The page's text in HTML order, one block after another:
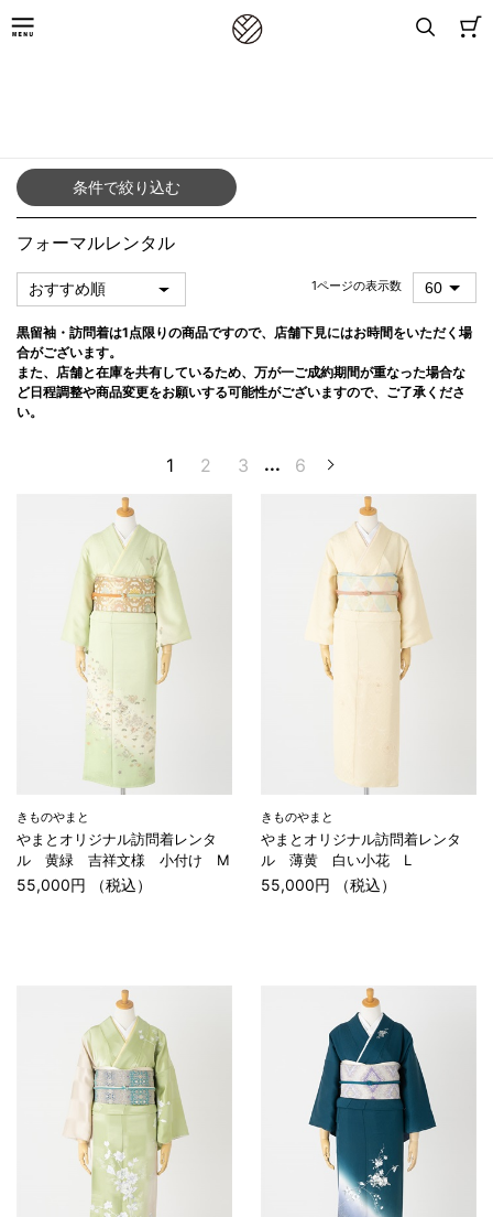
条件で絞り込む
フォーマルレンタル
1ページの表示数
黒留袖・訪問着は1点限りの商品ですので、店舗下見にはお時間をいただく場
合がございます。
また、店舗と在庫を共有しているため、万が一ご成約期間が重なった場合な
ど日程調整や商品変更をお願いする可能性がございますので、ご了承くださ
い。
1 2 3 ... 6
きものやまと
やまとオリジナル訪問着レンタ
ル 黄緑 吉祥文様 小付け M
55,000円 （税込）
きものやまと
やまとオリジナル訪問着レンタ
ル 薄黄 白い小花 L
55,000円 （税込）